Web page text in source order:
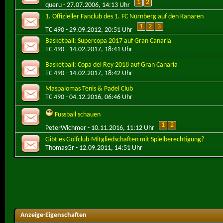
queru - 27.07.2006, 14:13 Uhr 1 2
1. Offizieller Fanclub des 1. FC Nürnberg auf den Kanaren
TC 490 - 29.09.2012, 20:51 Uhr 1 2 3
Basketball: Supercopa 2017 auf Gran Canaria
TC 490 - 14.02.2017, 18:41 Uhr
Basketball: Copa del Rey 2018 auf Gran Canaria
TC 490 - 14.02.2017, 18:42 Uhr
Maspalomas Tenis & Padel Club
TC 490 - 04.12.2016, 06:46 Uhr
Fussball schauen
PeterWichmer - 10.11.2016, 11:12 Uhr 1 2
Gibt es Golfclub-Mitgliedschaften mit Spielberechtigung?
ThomasGr - 12.09.2011, 14:51 Uhr
Anzeige-Eigenschaften